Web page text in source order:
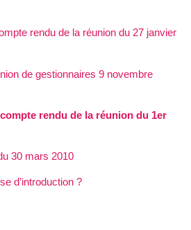
rendu de la réunion du 27 janvier
de gestionnaires 9 novembre
rendu de la réunion du 1er
30 mars 2010
d’introduction ?